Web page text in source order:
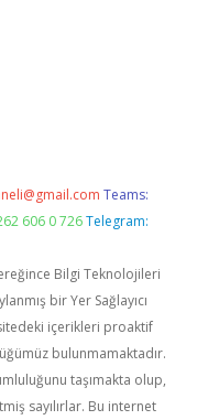
Teams:
606 0 726 Telegram:
Bilgi Teknolojileri
bir Yer Sağlayıcı
içerikleri proaktif
bulunmamaktadır.
taşımakta olup,
sayılırlar. Bu internet